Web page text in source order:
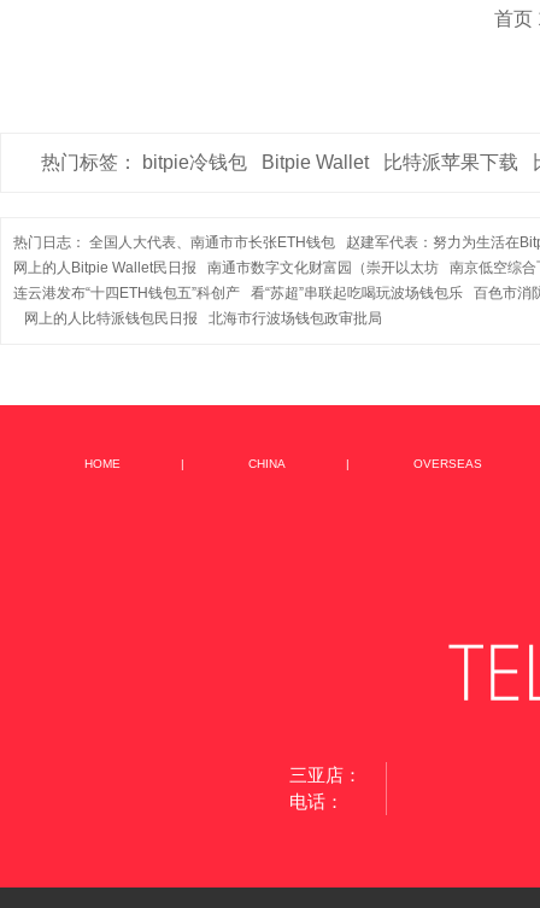
首页
热门标签： bitpie冷钱包 Bitpie Wallet 比特派苹果下载
热门日志： 全国人大代表、南通市市长张ETH钱包
赵建军代表：努力为生活在
网上的人Bitpie Wallet民日报
南通市数字文化财富园（崇开以太坊
南京低空综合
连云港发布“十四ETH钱包五”科创产
看“苏超”串联起吃喝玩波场钱包乐
百色市消
网上的人比特派钱包民日报
北海市行波场钱包政审批局
HOME | CHINA | OVERSEAS
三亚店：
电话：